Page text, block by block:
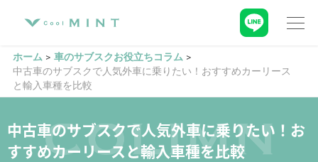
ホーム
車のサブスクお役立ちコラム
中古車のサブスクで人気外車に乗りたい！おすすめカーリース
と輸入車種を比較
中古車のサブスクで人気外車に乗りたい！お
すすめカーリースと輸入車種を比較